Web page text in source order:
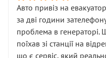
• почали озвучувати
чіткого пояснення
( ну все зняли та
Окремий момент, який
мені заявили, що бачок
Авто привіз на
за дві години
проблема в генераторі.
поїхав зі станції на
що є сервіс, який